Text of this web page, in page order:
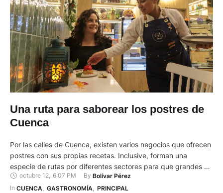
Una ruta para saborear los postres de
Cuenca
Por las calles de Cuenca, existen varios negocios que ofrecen
postres con sus propias recetas. Inclusive, forman una
especie de rutas por diferentes sectores para que grandes y
pequeños degusten del dulce. En la calle Bolívar, entre Juan
Montalvo y Estévez de Toral, está “Dulcet”, que desde hace
octubre 12, 6:07 PM By Bolívar Pérez
In CUENCA GASTRONOMÍA PRINCIPAL